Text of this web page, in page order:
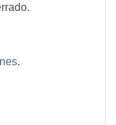
.